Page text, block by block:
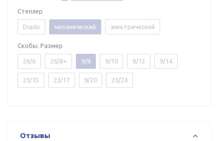
Степлер
Duplo механический электрический
Скобы. Размер
26/6 26/8+ 9/8 9/10 9/12 9/14
23/15 23/17 9/20 23/24
Отзывы